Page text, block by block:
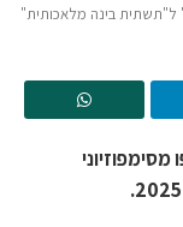
ל"תשתית בינה מלאכותית"